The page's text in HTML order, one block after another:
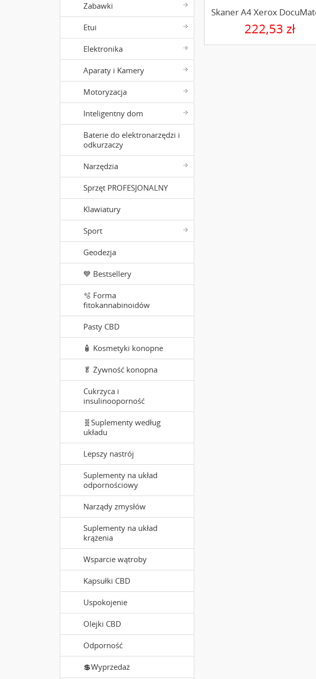
Zabawki
Etui
Elektronika
Aparaty i Kamery
Motoryzacja
Inteligentny dom
Baterie do elektronarzędzi i
odkurzaczy
Narzędzia
Sprzęt PROFESJONALNY
Klawiatury
Sport
Geodezja
💙 Bestsellery
🫧 Forma
fitokannabinoidów
Pasty CBD
🧴 Kosmetyki konopne
🥬 Żywność konopna
Cukrzyca i
insulinooporność
🧬Suplementy według
układu
Lepszy nastrój
Suplementy na układ
odpornościowy
Narządy zmysłów
Suplementy na układ
krążenia
Wsparcie wątroby
Kapsułki CBD
Uspokojenie
Olejki CBD
Odporność
💲Wyprzedaż
Skaner A4 Xerox
222,53 zł